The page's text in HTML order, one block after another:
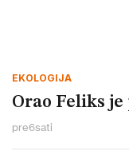
EKOLOGIJA
Orao Feliks je
pre6sati